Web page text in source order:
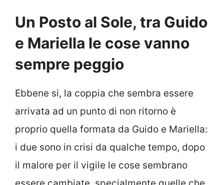
Un Posto al Sole, tra Guido
e Mariella le cose vanno
sempre peggio
Ebbene si, la coppia che sembra essere
arrivata ad un punto di non ritorno è
proprio quella formata da Guido e Mariella:
i due sono in crisi da qualche tempo, dopo
il malore per il vigile le cose sembrano